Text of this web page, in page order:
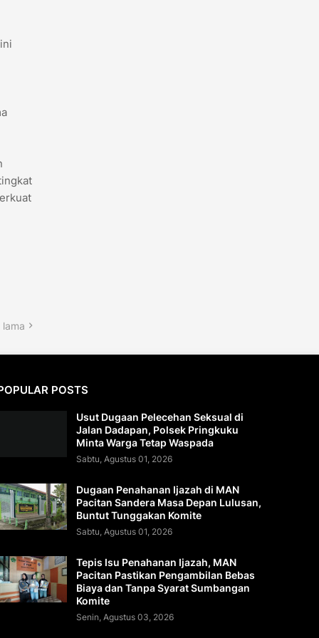
POSTS
Usut Dugaan Pelecehan Seksual di
Jalan Dadapan, Polsek Pringkuku
Minta Warga Tetap Waspada
Sabtu, Agustus 01, 2026
Dugaan Penahanan Ijazah di MAN
Pacitan Sandera Masa Depan Lulusan,
Buntut Tunggakan Komite
Sabtu, Agustus 01, 2026
Tepis Isu Penahanan Ijazah, MAN
Pacitan Pastikan Pengambilan Bebas
Biaya dan Tanpa Syarat Sumbangan
Komite
Senin, Agustus 03, 2026